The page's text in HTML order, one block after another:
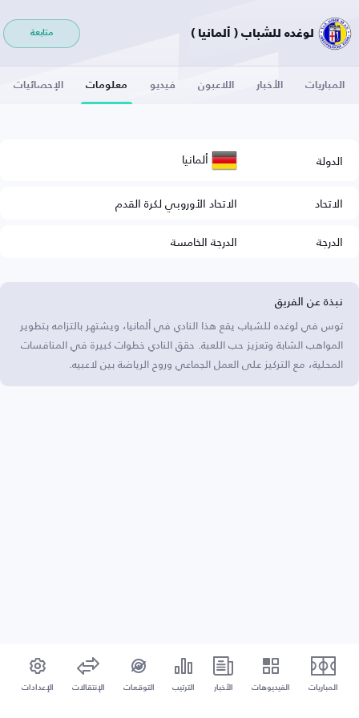
لوغده للشباب ( ألمانيا ) متابعة
المباريات الأخبار اللاعبون فيديو معلومات الإحصائيات
الدولة ألمانيا
الاتحاد
الاتحاد الأوروبي لكرة القدم
الدرجة
الدرجة الخامسة
نبذة عن الفريق
توس في لوغده للشباب يقع هذا النادي في ألمانيا، ويشتهر بالتزامه بتطوير
المواهب الشابة وتعزيز حب اللعبة. حقق النادي خطوات كبيرة في المنافسات
المحلية، مع التركيز على العمل الجماعي وروح الرياضة بين لاعبيه.
المباريات الفيديوهات الأخبار الترتيب التوقعات الإنتقالات الإعدادات